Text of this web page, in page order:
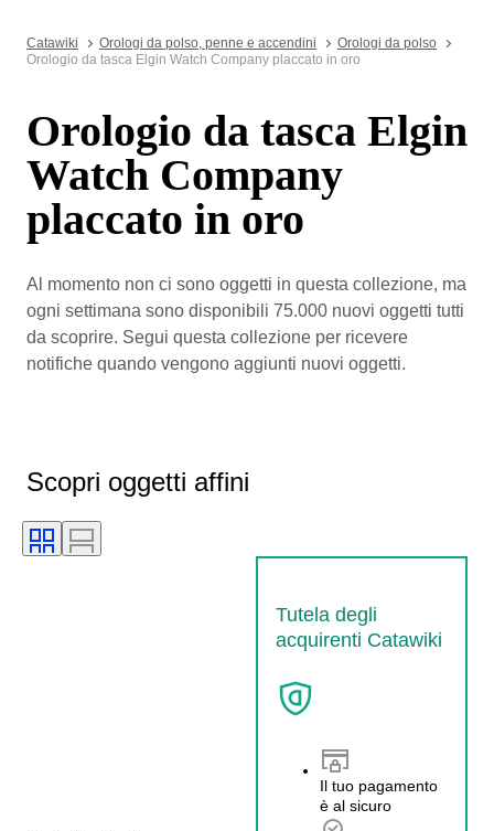
Catawiki Orologi da polso, penne e accendini
Orologi da polso
Orologio da tasca Elgin Watch Company placcato in oro
Orologio da tasca Elgin
Watch Company
placcato in oro
Al momento non ci sono oggetti in questa collezione, ma
ogni settimana sono disponibili 75.000 nuovi oggetti tutti
da scoprire. Segui questa collezione per ricevere
notifiche quando vengono aggiunti nuovi oggetti.
Scopri oggetti affini
Tutela degli
acquirenti Catawiki
Il tuo pagamento
è al sicuro